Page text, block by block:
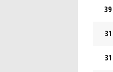
39
31
31